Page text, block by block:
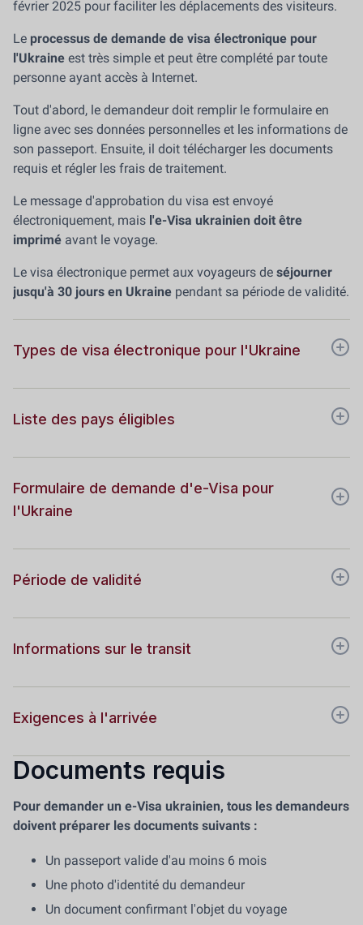
février 2025 pour faciliter les déplacements des visiteurs.
Le processus de demande de visa électronique pour
l'Ukraine est très simple et peut être complété par toute
personne ayant accès à Internet.
Tout d'abord, le demandeur doit remplir le formulaire en
ligne avec ses données personnelles et les informations de
son passeport. Ensuite, il doit télécharger les documents
requis et régler les frais de traitement.
Le message d'approbation du visa est envoyé
électroniquement, mais l'e-Visa ukrainien doit être
imprimé avant le voyage.
Le visa électronique permet aux voyageurs de séjourner
jusqu'à 30 jours en Ukraine pendant sa période de validité.
Types de visa électronique pour l'Ukraine
Liste des pays éligibles
Formulaire de demande d'e-Visa pour
l'Ukraine
Période de validité
Informations sur le transit
Exigences à l'arrivée
Documents requis
Pour demander un e-Visa ukrainien, tous les demandeurs
doivent préparer les documents suivants :
Un passeport valide d'au moins 6 mois
Une photo d'identité du demandeur
Un document confirmant l'objet du voyage